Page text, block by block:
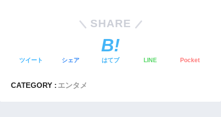
SHARE
ツイート シェア はてブ LINE Pocket
CATEGORY : エンタメ